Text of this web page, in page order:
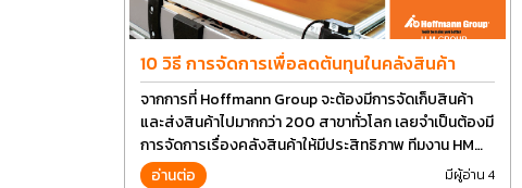
10 วิธี การจัดการเพื่อลดต้นทุนในคลังสินค้า
จากการที่ Hoffmann Group จะต้องมีการจัดเก็บสินค้า
และส่งสินค้าไปมากกว่า 200 สาขาทั่วโลก เลยจำเป็นต้องมี
การจัดการเรื่องคลังสินค้าให้มีประสิทธิภาพ ทีมงาน HM
Group เลยอยากนำวิธีการบางส่วนมาแบ่งปันกัน
อ่านต่อ มีผู้อ่าน 4